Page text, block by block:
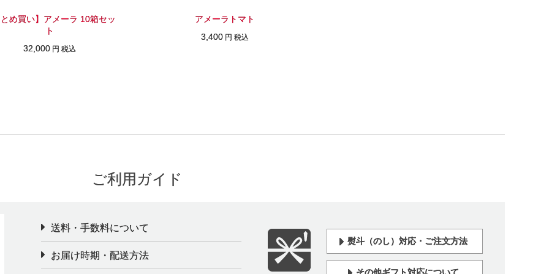
め買い】アメーラ 10箱セッ
ト
32,000 円 税込
アメーラトマト
3,400円 税込
ご利用ガイド
送料・手数料について
お届け時期・配送方法
熨斗（のし）対応・ご注文方法
その他ギフト対応について